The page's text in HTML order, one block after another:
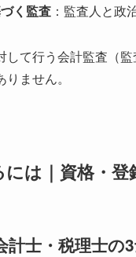
く監査 ：監査人と政
して行う会計監査（
ません。
は｜資格・登
計士・税理士の